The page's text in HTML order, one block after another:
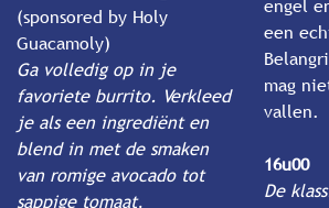
(sponsored by Holy
Guacamoly)
Ga volledig op in je
favoriete burrito. Verkleed
je als een ingrediënt en
blend in met de smaken
van romige avocado tot
sappige tomaat,
engel
een
mag
vallen.
16u00
De